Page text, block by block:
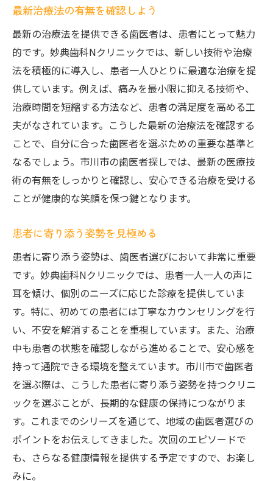
子どもにもわかりやすい指導法
継続的なケアで歯を守る
最新治療法の有無を確認しよう
最新の治療法を提供できる歯医者は、患者にとって魅力
的です。妙典歯科Nクリニックでは、新しい技術や治療
法を積極的に導入し、患者一人ひとりに最適な治療を提
供しています。例えば、痛みを最小限に抑える技術や、
治療時間を短縮する方法など、患者の満足度を高める工
夫がなされています。こうした最新の治療法を確認する
ことで、自分に合った歯医者を選ぶための重要な基準と
なるでしょう。市川市の歯医者探しでは、最新の医療技
術の有無をしっかりと確認し、安心できる治療を受ける
ことが健康的な笑顔を保つ鍵となります。
患者に寄り添う姿勢を見極める
患者に寄り添う姿勢は、歯医者選びにおいて非常に重要
です。妙典歯科Nクリニックでは、患者一人一人の声に
耳を傾け、個別のニーズに応じた診療を提供していま
す。特に、初めての患者には丁寧なカウンセリングを行
い、不安を解消することを重視しています。また、治療
中も患者の状態を確認しながら進めることで、安心感を
持って通院できる環境を整えています。市川市で歯医者
を選ぶ際は、こうした患者に寄り添う姿勢を持つクリニ
ックを選ぶことが、長期的な健康の保持につながりま
す。これまでのシリーズを通じて、地域の歯医者選びの
ポイントをお伝えしてきました。次回のエピソードで
も、さらなる健康情報を提供する予定ですので、お楽し
みに。